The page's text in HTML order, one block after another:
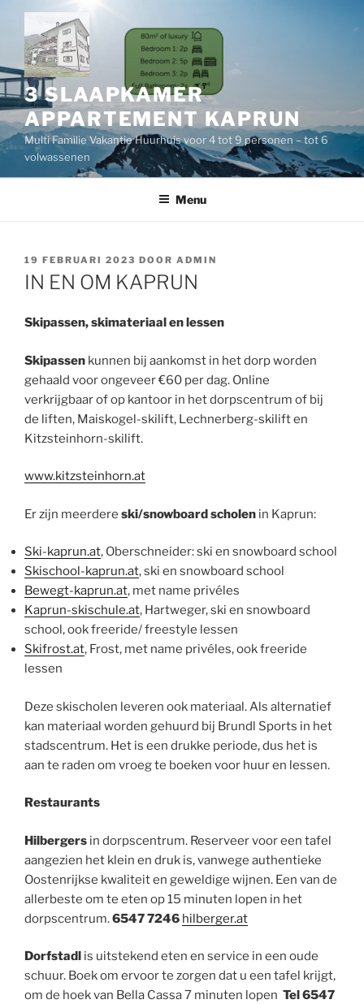
inhoud
3 SLAAPKAMER
APPARTEMENT KAPRUN
Multi Familie Vakantie Huurhuis voor 4 tot 9 personen – tot 6
volwassenen
Menu
GEPLAATST
OP
19 FEBRUARI 2023 DOOR ADMIN
IN EN OM KAPRUN
Skipassen, skimateriaal en lessen
Skipassen kunnen bij aankomst in het dorp worden
gehaald voor ongeveer €60 per dag. Online
verkrijgbaar of op kantoor in het dorpscentrum of bij
de liften, Maiskogel-skilift, Lechnerberg-skilift en
Kitzsteinhorn-skilift.
www.kitzsteinhorn.at
Er zijn meerdere ski/snowboard scholen in Kaprun:
Ski-kaprun.at, Oberschneider: ski en snowboard school
Skischool-kaprun.at, ski en snowboard school
Bewegt-kaprun.at, met name privéles
Kaprun-skischule.at, Hartweger, ski en snowboard
school, ook freeride/ freestyle lessen
Skifrost.at, Frost, met name privéles, ook freeride
lessen
Deze skischolen leveren ook materiaal. Als alternatief
kan materiaal worden gehuurd bij Brundl Sports in het
stadscentrum. Het is een drukke periode, dus het is
aan te raden om vroeg te boeken voor huur en lessen.
Restaurants
Hilbergers in dorpscentrum. Reserveer voor een tafel
aangezien het klein en druk is, vanwege authentieke
Oostenrijkse kwaliteit en geweldige wijnen. Een van de
allerbeste om te eten op 15 minuten lopen in het
dorpscentrum.6547 7246 hilberger.at
Dorfstadl is uitstekend eten en service in een oude
schuur. Boek om ervoor te zorgen dat u een tafel krijgt,
om de hoek van Bella Cassa 7 minuten lopen Tel6547